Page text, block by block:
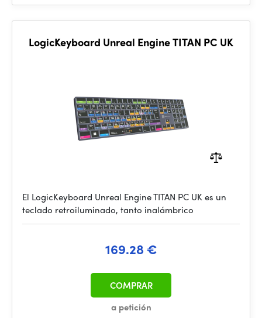
LogicKeyboard Unreal Engine TITAN PC UK
El LogicKeyboard Unreal Engine TITAN PC UK es un
teclado retroiluminado, tanto inalámbrico
169.28 €
a petición
COMPRAR